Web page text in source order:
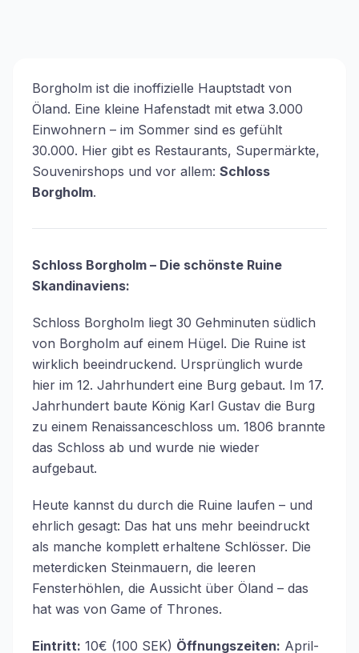
Borgholm ist die inoffizielle Hauptstadt von
Öland. Eine kleine Hafenstadt mit etwa 3.000
Einwohnern – im Sommer sind es gefühlt
30.000. Hier gibt es Restaurants, Supermärkte,
Souvenirshops und vor allem: Schloss
Borgholm.
Schloss Borgholm – Die schönste Ruine
Skandinaviens:
Schloss Borgholm liegt 30 Gehminuten südlich
von Borgholm auf einem Hügel. Die Ruine ist
wirklich beeindruckend. Ursprünglich wurde
hier im 12. Jahrhundert eine Burg gebaut. Im 17.
Jahrhundert baute König Karl Gustav die Burg
zu einem Renaissanceschloss um. 1806 brannte
das Schloss ab und wurde nie wieder
aufgebaut.
Heute kannst du durch die Ruine laufen – und
ehrlich gesagt: Das hat uns mehr beeindruckt
als manche komplett erhaltene Schlösser. Die
meterdicken Steinmauern, die leeren
Fensterhöhlen, die Aussicht über Öland – das
hat was von Game of Thrones.
Eintritt: 10€ (100 SEK) Öffnungszeiten: April-